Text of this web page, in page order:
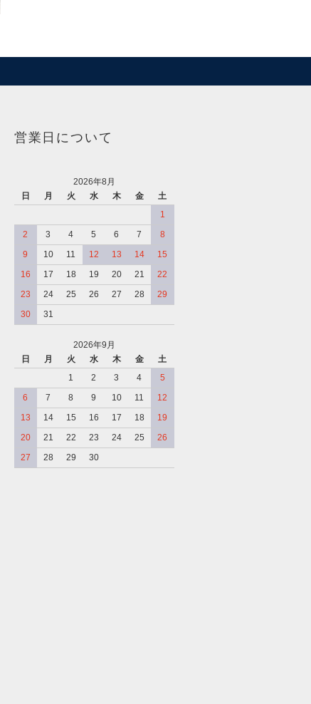
営業日について
2026年8月
日
月 火 水 木 金
土
1
2
3 4 5 6 7
8
9
10 11 12 13 14
15
16
17 18 19 20 21
22
23
24 25 26 27 28
29
30
31
2026年9月
日
月 火 水 木 金
土
1
2 3 4
5
6
7 8 9 10 11
12
13
14 15 16 17 18
19
20
21 22 23 24 25
26
27
28 29 30